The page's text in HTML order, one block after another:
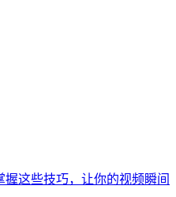
这些技巧，让你的视频瞬间